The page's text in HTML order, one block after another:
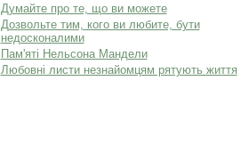
Думайте про те, що ви можете
Дозвольте тим, кого ви любите, бути
недосконалими
Пам'яті Нельсона Мандели
Любовні листи незнайомцям рятують життя